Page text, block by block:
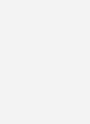
in einem
die
als im Haus
lädt die Wallbox
wird die